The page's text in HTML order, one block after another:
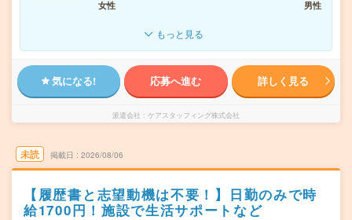
女性
男性
もっと見る
気になる! 応募へ進む 詳しく見る
派遣会社 ケアスタッフィング株式会社
未読 掲載日 2026/08/06
【履歴書と志望動機は不要！】日勤のみで時
給1700円！施設で生活サポートなど